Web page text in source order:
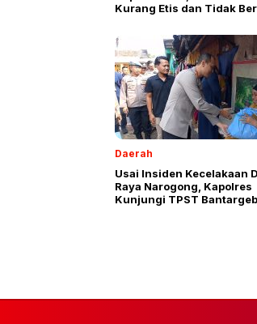
Kurang Etis dan Tidak
Daerah
Usai Insiden Kecelakaan
Raya Narogong, Kapolres
Kunjungi TPST